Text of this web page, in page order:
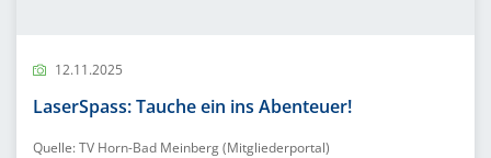
12.11.2025
LaserSpass: Tauche ein ins Abenteuer!
Quelle: TV Horn-Bad Meinberg (Mitgliederportal)